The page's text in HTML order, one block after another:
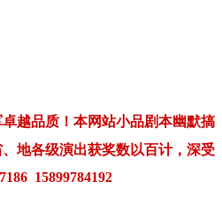
越品质！本网站小品剧本幽默搞
地各级演出获奖数以百计，深受
15899784192